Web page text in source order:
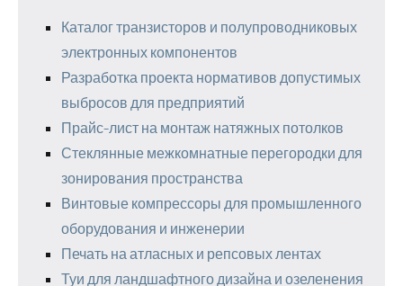
Каталог транзисторов и полупроводниковых
электронных компонентов
Разработка проекта нормативов допустимых
выбросов для предприятий
Прайс-лист на монтаж натяжных потолков
Стеклянные межкомнатные перегородки для
зонирования пространства
Винтовые компрессоры для промышленного
оборудования и инженерии
Печать на атласных и репсовых лентах
Туи для ландшафтного дизайна и озеленения